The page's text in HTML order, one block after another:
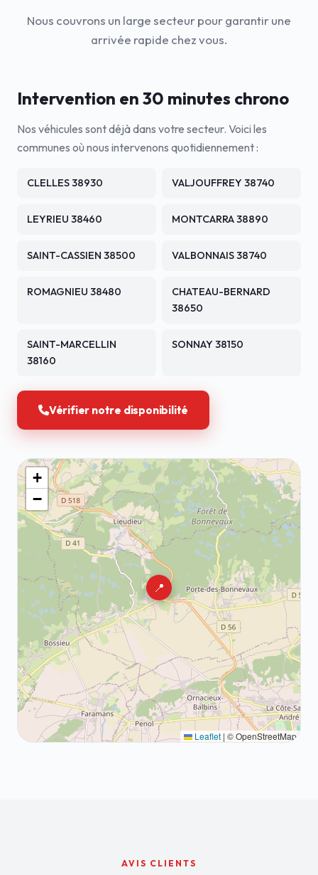
Nous couvrons un large secteur pour garantir une
arrivée rapide chez vous.
Intervention en 30 minutes chrono
Nos véhicules sont déjà dans votre secteur. Voici les
communes où nous intervenons quotidiennement :
CLELLES 38930 VALJOUFFREY 38740
LEYRIEU 38460 MONTCARRA 38890
SAINT-CASSIEN 38500 VALBONNAIS 38740
ROMAGNIEU 38480
CHATEAU-BERNARD
38650
SAINT-MARCELLIN
38160
SONNAY 38150
Vérifier notre disponibilité
📍
+
−
Leaflet | © OpenStreetMap
AVIS CLIENTS